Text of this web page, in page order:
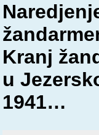
Kranj
u
1941…